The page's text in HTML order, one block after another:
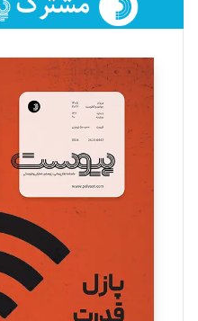
فائزه فتحی رستمی
تحریریه
سروش کرمیان
تحریریه
مینا پاکدل
یسنا امان‌پور
تحریریه